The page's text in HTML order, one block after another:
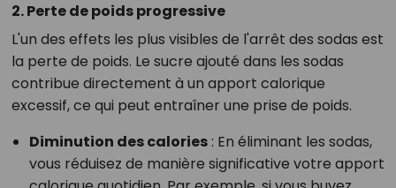
2. Perte de poids progressive
L'un des effets les plus visibles de l'arrêt des sodas est
la perte de poids. Le sucre ajouté dans les sodas
contribue directement à un apport calorique
excessif, ce qui peut entraîner une prise de poids.
Diminution des calories: En éliminant les sodas,
vous réduisez de manière significative votre apport